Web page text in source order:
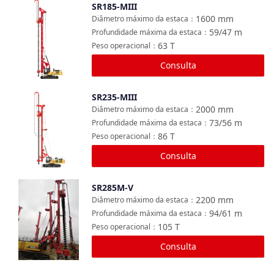
Comparar
SR185-MIII
1600 mm
Diâmetro máximo da estaca ：
59/47 m
Profundidade máxima da estaca ：
63 T
Peso operacional ：
Consulta
Comparar
SR235-MIII
2000 mm
Diâmetro máximo da estaca ：
73/56 m
Profundidade máxima da estaca ：
86 T
Peso operacional ：
Consulta
Comparar
SR285M-V
2200 mm
Diâmetro máximo da estaca ：
94/61 m
Profundidade máxima da estaca ：
105 T
Peso operacional ：
Consulta